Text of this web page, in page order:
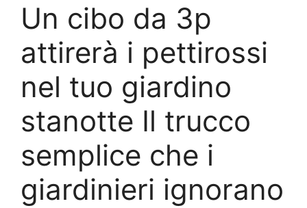
Un cibo da 3p
attirerà i pettirossi
nel tuo giardino
stanotte Il trucco
semplice che i
giardinieri ignorano